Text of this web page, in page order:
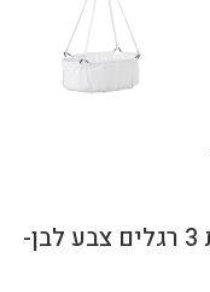
עריסה ליהנדר קלאסיק מעוצבת 3 רגלים צבע לבן-